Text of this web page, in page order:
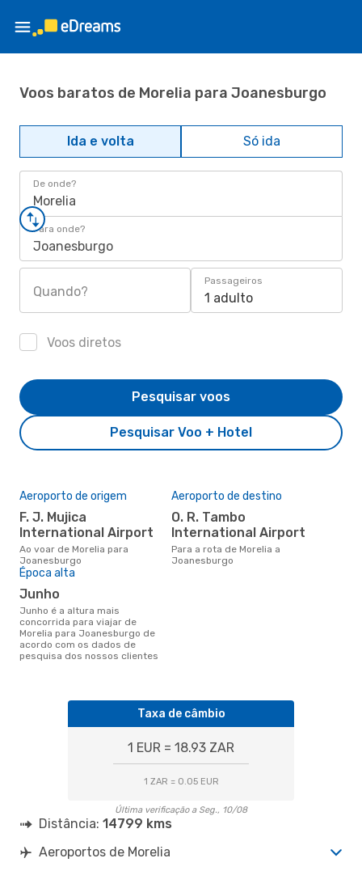
Voos baratos de Morelia para Joanesburgo
Ida e volta Só ida
De onde?
Morelia
Para onde?
Joanesburgo
Quando?
Passageiros
1 adulto
Voos diretos
Pesquisar Voo + Hotel
Pesquisar voos
Aeroporto de origem
F. J. Mujica
International Airport
Ao voar de Morelia para
Joanesburgo
Aeroporto de destino
O. R. Tambo
International Airport
Para a rota de Morelia a
Joanesburgo
Época alta
junho
junho é a altura mais
concorrida para viajar de
Morelia para Joanesburgo de
acordo com os dados de
pesquisa dos nossos clientes
Taxa de câmbio
1 EUR = 18.93 ZAR
1 ZAR = 0.05 EUR
Última verificação a Seg., 10/08
Distância: 14799 kms
Aeroportos de Morelia